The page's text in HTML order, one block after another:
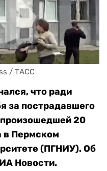
/ ТАСС
что ради
за пострадавшего
произошедшей 20
в Пермском
(ПГНИУ). Об
Новости.